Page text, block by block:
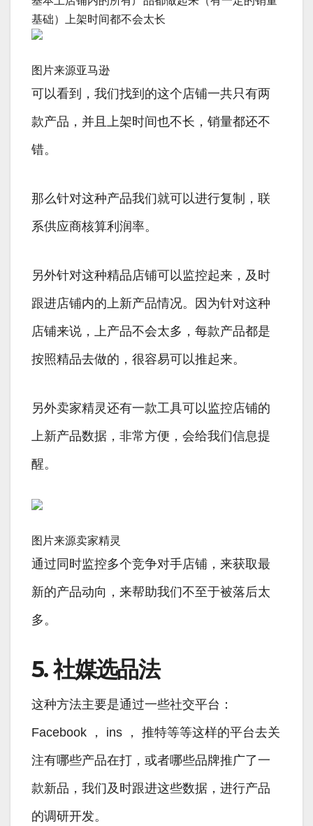
基础）上架时间都不会太长
图片来源亚马逊
可以看到，我们找到的这个店铺一共只有两
款产品，并且上架时间也不长，销量都还不
错。
那么针对这种产品我们就可以进行复制，联
系供应商核算利润率。
另外针对这种精品店铺可以监控起来，及时
跟进店铺内的上新产品情况。因为针对这种
店铺来说，上产品不会太多，每款产品都是
按照精品去做的，很容易可以推起来。
另外卖家精灵还有一款工具可以监控店铺的
上新产品数据，非常方便，会给我们信息提
醒。
图片来源卖家精灵
通过同时监控多个竞争对手店铺，来获取最
新的产品动向，来帮助我们不至于被落后太
多。
5. 社媒选品法
这种方法主要是通过一些社交平台：
Facebook ， ins ， 推特等等这样的平台去关
注有哪些产品在打，或者哪些品牌推广了一
款新品，我们及时跟进这些数据，进行产品
的调研开发。